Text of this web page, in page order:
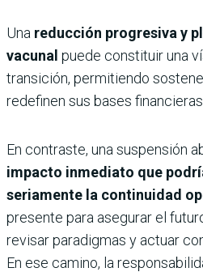
Una reducción progresiva y
vacunal puede constituir una
transición, permitiendo
redefinen sus bases
En contraste, una suspensión
impacto inmediato que
seriamente la continuidad
presente para asegurar el
revisar paradigmas y actuar
En ese camino, la